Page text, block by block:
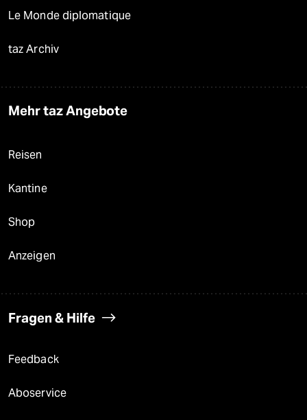
Le Monde diplomatique
taz Archiv
Mehr taz Angebote
Reisen
Kantine
Shop
Anzeigen
Fragen & Hilfe
Feedback
Aboservice